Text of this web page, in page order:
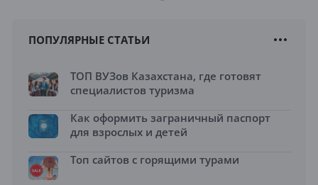
ПОПУЛЯРНЫЕ СТАТЬИ
ТОП ВУЗов Казахстана, где готовят
специалистов туризма
Как оформить заграничный паспорт
для взрослых и детей
Топ сайтов с горящими турами